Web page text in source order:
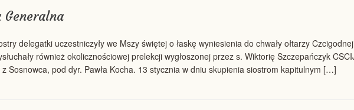
Generalna
delegatki uczestniczyły we Mszy świętej o łaskę wyniesienia do chwały ołtarzy
również okolicznościowej prelekcji wygłoszonej przez s. Wiktorię Szczepańczyk
z Sosnowca, pod dyr. Pawła Kocha. 13 stycznia w dniu skupienia siostrom kapitulnym […]